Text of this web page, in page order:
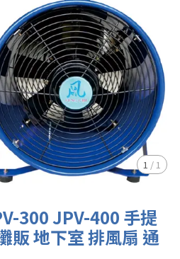
1 / 1
300 JPV-400 手提
販 地下室 排風扇 通